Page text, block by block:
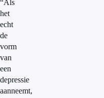
“Als
het
echt
de
vorm
van
een
depressie
aanneemt,